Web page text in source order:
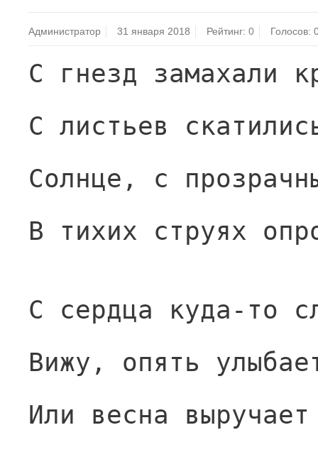
Администратор 31 января 2018 Рейтинг:0 Голосов:
С гнезд замахали
С листьев
Солнце, с
В тихих струях
С сердца куда-то
Вижу, опять
Или весна